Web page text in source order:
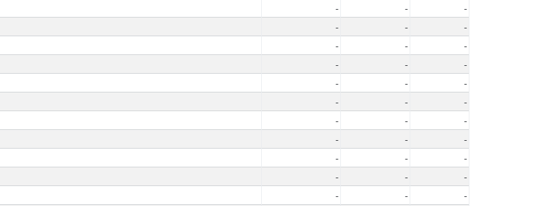
- -
-
- -
-
- -
-
- -
-
- -
-
- -
-
- -
-
- -
-
- -
-
- -
-
- -
-